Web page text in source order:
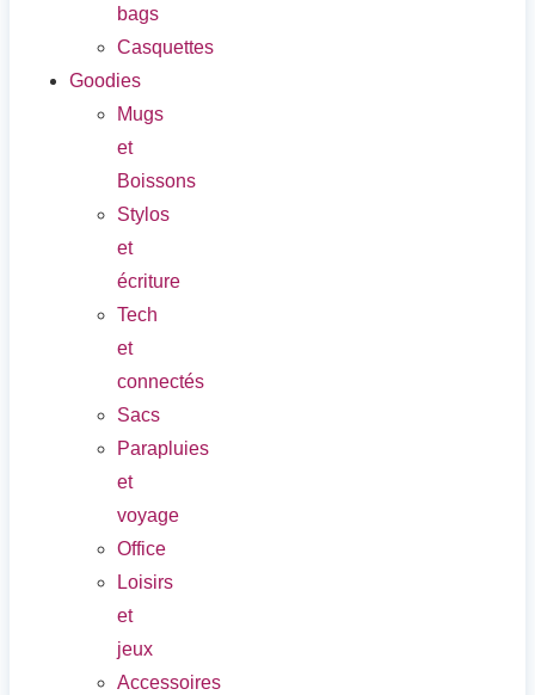
bags
Casquettes
Goodies
Mugs
et
Boissons
Stylos
et
écriture
Tech
et
connectés
Sacs
Parapluies
et
voyage
Office
Loisirs
et
jeux
Accessoires